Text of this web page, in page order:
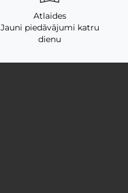
Atlaides
Jauni piedāvājumi katru
dienu